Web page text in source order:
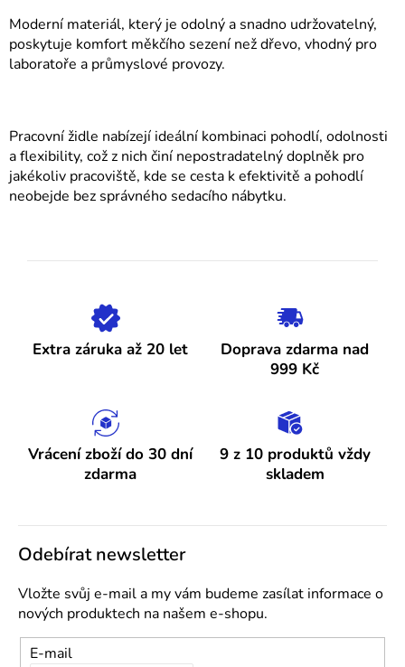
Moderní materiál, který je odolný a snadno udržovatelný,
poskytuje komfort měkčího sezení než dřevo, vhodný pro
laboratoře a průmyslové provozy.
Pracovní židle nabízejí ideální kombinaci pohodlí, odolnosti
a flexibility, což z nich činí nepostradatelný doplněk pro
jakékoliv pracoviště, kde se cesta k efektivitě a pohodlí
neobejde bez správného sedacího nábytku.
Extra záruka až 20 let
Doprava zdarma nad
999 Kč
Vrácení zboží do 30 dní
zdarma
9 z 10 produktů vždy
skladem
Odebírat newsletter
Vložte svůj e-mail a my vám budeme zasílat informace o
nových produktech na našem e-shopu.
E-mail